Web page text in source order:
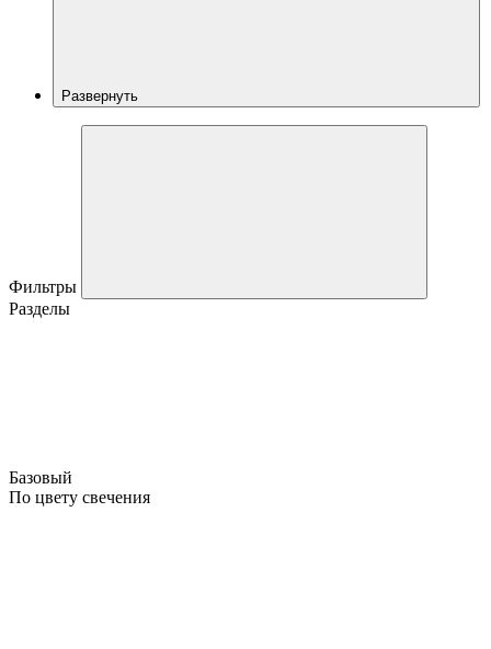
Развернуть
Фильтры
Разделы
Базовый
По цвету свечения